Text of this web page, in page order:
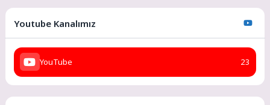
Youtube Kanalımız
YouTube 23